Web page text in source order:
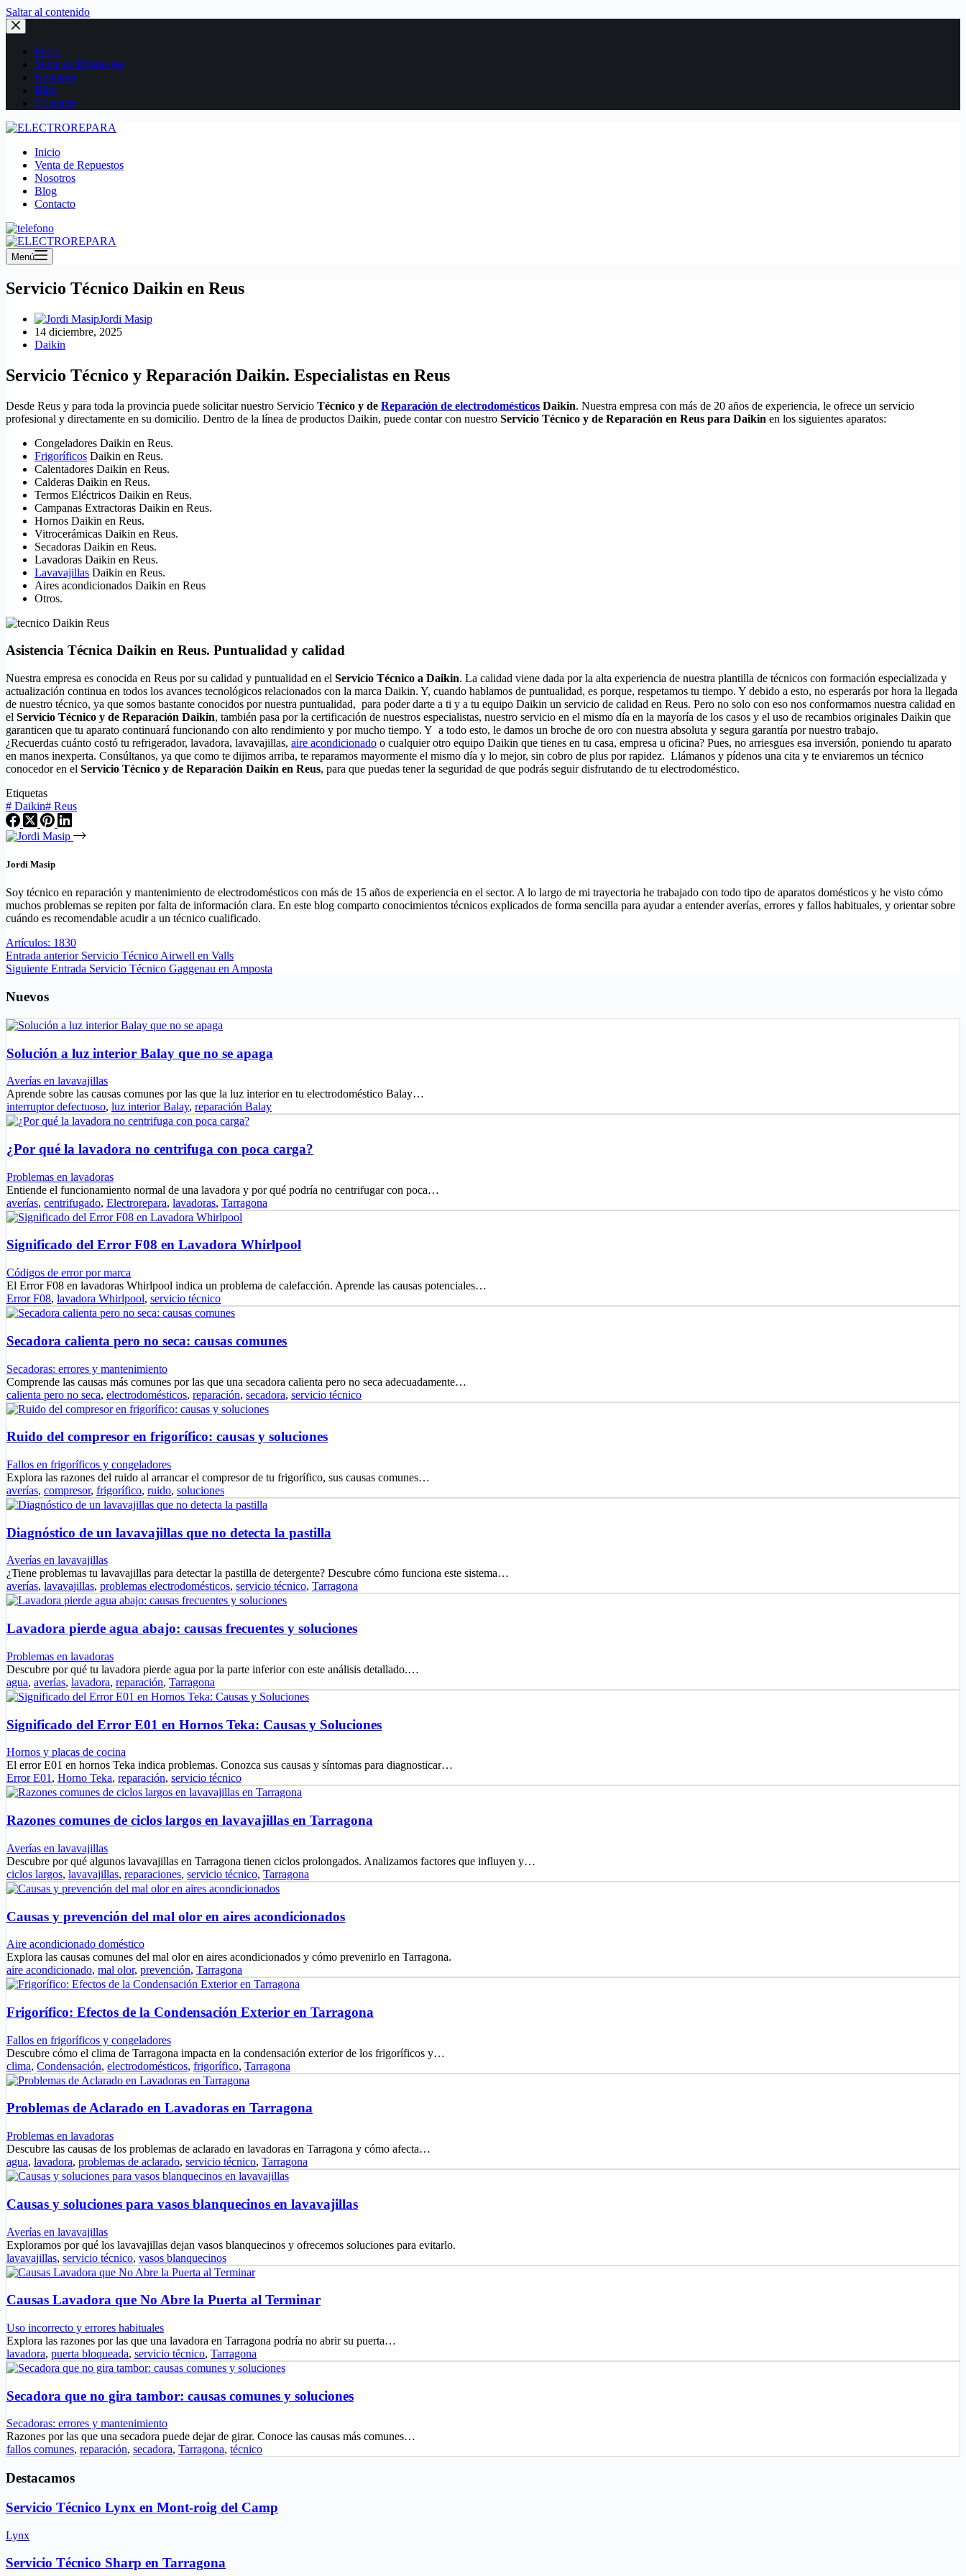
Saltar al contenido
Inicio
Venta de Repuestos
Nosotros
Blog
Contacto
Inicio
Venta de Repuestos
Nosotros
Blog
Contacto
Menú
Servicio Técnico Daikin en Reus
Jordi Masip
14 diciembre, 2025
Daikin
Servicio Técnico y Reparación Daikin. Especialistas en Reus
Desde Reus y para toda la provincia puede solicitar nuestro Servicio Técnico y de Reparación de electrodomésticos Daikin. Nuestra empresa con más de 20 años de experiencia, le ofrece un servicio
profesional y directamente en su domicilio. Dentro de la línea de productos Daikin, puede contar con nuestro Servicio Técnico y de Reparación en Reus para Daikin en los siguientes aparatos:
Congeladores Daikin en Reus.
Frigoríficos Daikin en Reus.
Calentadores Daikin en Reus.
Calderas Daikin en Reus.
Termos Eléctricos Daikin en Reus.
Campanas Extractoras Daikin en Reus.
Hornos Daikin en Reus.
Vitrocerámicas Daikin en Reus.
Secadoras Daikin en Reus.
Lavadoras Daikin en Reus.
Lavavajillas Daikin en Reus.
Aires acondicionados Daikin en Reus
Otros.
Asistencia Técnica Daikin en Reus. Puntualidad y calidad
Nuestra empresa es conocida en Reus por su calidad y puntualidad en el Servicio Técnico a Daikin. La calidad viene dada por la alta experiencia de nuestra plantilla de técnicos con formación especializada y
actualización continua en todos los avances tecnológicos relacionados con la marca Daikin. Y, cuando hablamos de puntualidad, es porque, respetamos tu tiempo. Y debido a esto, no esperarás por hora la llegada
de nuestro técnico, ya que somos bastante conocidos por nuestra puntualidad, para poder darte a ti y a tu equipo Daikin un servicio de calidad en Reus. Pero no solo con eso nos conformamos nuestra calidad en
el Servicio Técnico y de Reparación Daikin, también pasa por la certificación de nuestros especialistas, nuestro servicio en el mismo día en la mayoría de los casos y el uso de recambios originales Daikin que
garanticen que tu aparato continuará funcionando con alto rendimiento y por mucho tiempo. Y a todo esto, le damos un broche de oro con nuestra absoluta y segura garantía por nuestro trabajo.
¿Recuerdas cuánto costó tu refrigerador, lavadora, lavavajillas, aire acondicionado o cualquier otro equipo Daikin que tienes en tu casa, empresa u oficina? Pues, no arriesgues esa inversión, poniendo tu aparato
en manos inexperta. Consúltanos, ya que como te dijimos arriba, te reparamos mayormente el mismo día y lo mejor, sin cobro de plus por rapidez. Llámanos y pídenos una cita y te enviaremos un técnico
conocedor en el Servicio Técnico y de Reparación Daikin en Reus, para que puedas tener la seguridad de que podrás seguir disfrutando de tu electrodoméstico.
Etiquetas
# Daikin# Reus
Jordi Masip
Soy técnico en reparación y mantenimiento de electrodomésticos con más de 15 años de experiencia en el sector. A lo largo de mi trayectoria he trabajado con todo tipo de aparatos domésticos y he visto cómo
muchos problemas se repiten por falta de información clara. En este blog comparto conocimientos técnicos explicados de forma sencilla para ayudar a entender averías, errores y fallos habituales, y orientar sobre
cuándo es recomendable acudir a un técnico cualificado.
Artículos: 1830
Entrada anterior Servicio Técnico Airwell en Valls
Siguiente Entrada Servicio Técnico Gaggenau en Amposta
Nuevos
Solución a luz interior Balay que no se apaga
Averías en lavavajillas
Aprende sobre las causas comunes por las que la luz interior en tu electrodoméstico Balay…
interruptor defectuoso, luz interior Balay, reparación Balay
¿Por qué la lavadora no centrifuga con poca carga?
Problemas en lavadoras
Entiende el funcionamiento normal de una lavadora y por qué podría no centrifugar con poca…
averías, centrifugado, Electrorepara, lavadoras, Tarragona
Significado del Error F08 en Lavadora Whirlpool
Códigos de error por marca
El Error F08 en lavadoras Whirlpool indica un problema de calefacción. Aprende las causas potenciales…
Error F08, lavadora Whirlpool, servicio técnico
Secadora calienta pero no seca: causas comunes
Secadoras: errores y mantenimiento
Comprende las causas más comunes por las que una secadora calienta pero no seca adecuadamente…
calienta pero no seca, electrodomésticos, reparación, secadora, servicio técnico
Ruido del compresor en frigorífico: causas y soluciones
Fallos en frigoríficos y congeladores
Explora las razones del ruido al arrancar el compresor de tu frigorífico, sus causas comunes…
averías, compresor, frigorífico, ruido, soluciones
Diagnóstico de un lavavajillas que no detecta la pastilla
Averías en lavavajillas
¿Tiene problemas tu lavavajillas para detectar la pastilla de detergente? Descubre cómo funciona este sistema…
averías, lavavajillas, problemas electrodomésticos, servicio técnico, Tarragona
Lavadora pierde agua abajo: causas frecuentes y soluciones
Problemas en lavadoras
Descubre por qué tu lavadora pierde agua por la parte inferior con este análisis detallado.…
agua, averías, lavadora, reparación, Tarragona
Significado del Error E01 en Hornos Teka: Causas y Soluciones
Hornos y placas de cocina
El error E01 en hornos Teka indica problemas. Conozca sus causas y síntomas para diagnosticar…
Error E01 , Horno Teka, reparación, servicio técnico
Razones comunes de ciclos largos en lavavajillas en Tarragona
Averías en lavavajillas
Descubre por qué algunos lavavajillas en Tarragona tienen ciclos prolongados. Analizamos factores que influyen y…
ciclos largos, lavavajillas, reparaciones, servicio técnico, Tarragona
Causas y prevención del mal olor en aires acondicionados
Aire acondicionado doméstico
Explora las causas comunes del mal olor en aires acondicionados y cómo prevenirlo en Tarragona.
aire acondicionado, mal olor, prevención, Tarragona
Frigorífico: Efectos de la Condensación Exterior en Tarragona
Fallos en frigoríficos y congeladores
Descubre cómo el clima de Tarragona impacta en la condensación exterior de los frigoríficos y…
clima, Condensación, electrodomésticos, frigorífico, Tarragona
Problemas de Aclarado en Lavadoras en Tarragona
Problemas en lavadoras
Descubre las causas de los problemas de aclarado en lavadoras en Tarragona y cómo afecta…
agua, lavadora, problemas de aclarado, servicio técnico, Tarragona
Causas y soluciones para vasos blanquecinos en lavavajillas
Averías en lavavajillas
Exploramos por qué los lavavajillas dejan vasos blanquecinos y ofrecemos soluciones para evitarlo.
lavavajillas, servicio técnico, vasos blanquecinos
Causas Lavadora que No Abre la Puerta al Terminar
Uso incorrecto y errores habituales
Explora las razones por las que una lavadora en Tarragona podría no abrir su puerta…
lavadora, puerta bloqueada, servicio técnico, Tarragona
Secadora que no gira tambor: causas comunes y soluciones
Secadoras: errores y mantenimiento
Razones por las que una secadora puede dejar de girar. Conoce las causas más comunes…
fallos comunes, reparación, secadora, Tarragona, técnico
Destacamos
Servicio Técnico Lynx en Mont-roig del Camp
Lynx
Servicio Técnico Sharp en Tarragona